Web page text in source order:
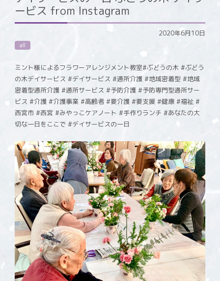
ービス from Instagram
2020年6月10日
all
ミント様によるフラワーアレンジメント教室#ぶどうの木 #ぶどう
の木デイサービス #デイサービス #通所介護 #地域密着型 #地域
密着型通所介護 #通所サービス #予防介護 #予防専門型通所サー
ビス #介護 #介護事業 #高齢者 #要介護 #要支援 #健康 #福祉 #
西宮市 #西宮 #みやっこケアノート #手作りランチ #あなたの大
切な一日をここで #デイサービスの一日